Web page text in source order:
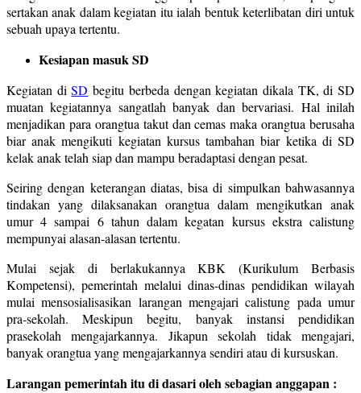
sertakan anak dalam kegiatan itu ialah bentuk keterlibatan diri untuk
sebuah upaya tertentu.
Kesiapan masuk SD
Kegiatan diSD begitu berbeda dengan kegiatan dikala TK, di SD
muatan kegiatannya sangatlah banyak dan bervariasi. Hal inilah
menjadikan para orangtua takut dan cemas maka orangtua berusaha
biar anak mengikuti kegiatan kursus tambahan biar ketika di SD
kelak anak telah siap dan mampu beradaptasi dengan pesat.
Seiring dengan keterangan diatas, bisa di simpulkan bahwasannya
tindakan yang dilaksanakan orangtua dalam mengikutkan anak
umur 4 sampai 6 tahun dalam kegatan kursus ekstra calistung
mempunyai alasan-alasan tertentu.
Mulai sejak di berlakukannya KBK (Kurikulum Berbasis
Kompetensi), pemerintah melalui dinas-dinas pendidikan wilayah
mulai mensosialisasikan larangan mengajari calistung pada umur
pra-sekolah. Meskipun begitu, banyak instansi pendidikan
prasekolah mengajarkannya. Jikapun sekolah tidak mengajari,
banyak orangtua yang mengajarkannya sendiri atau di kursuskan.
Larangan pemerintah itu di dasari oleh sebagian anggapan :